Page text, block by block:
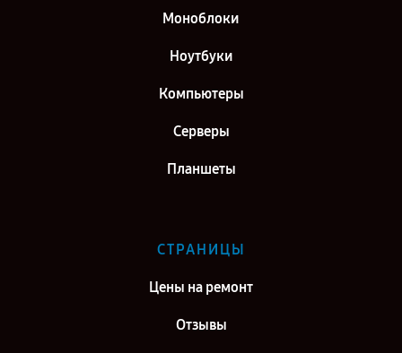
Моноблоки
Ноутбуки
Компьютеры
Серверы
Планшеты
СТРАНИЦЫ
Цены на ремонт
Отзывы